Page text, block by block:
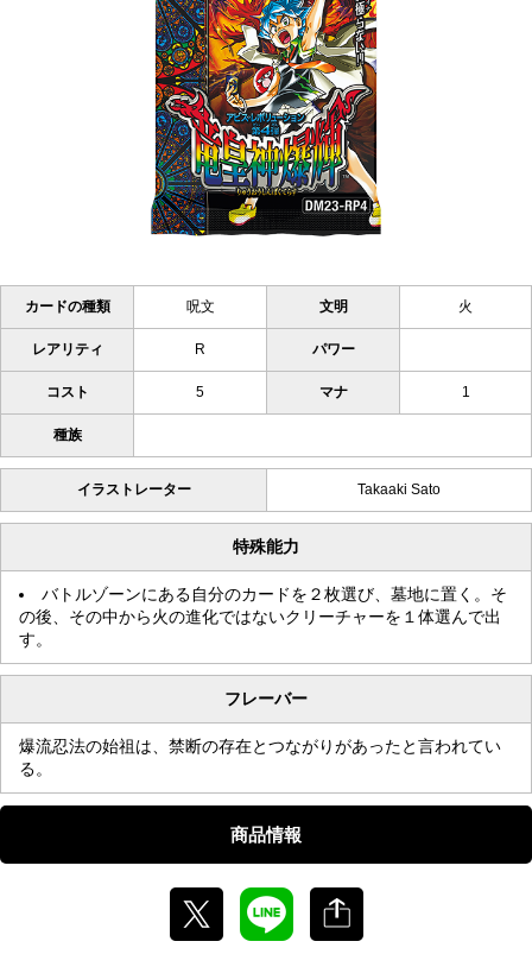
カードの種類 呪文 文明 火
レアリティ R パワー
コスト 5 マナ 1
種族
イラストレーター Takaaki Sato
特殊能力
バトルゾーンにある自分のカードを２枚選び、墓地に置く。そ
の後、その中から火の進化ではないクリーチャーを１体選んで出
す。
フレーバー
爆流忍法の始祖は、禁断の存在とつながりがあったと言われてい
る。
商品情報